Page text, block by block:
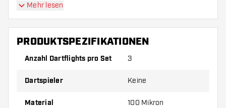
Sorgen Sie für genügend Ersatz Flights und
Shafts. Diese können sich durch Gebrauch
Probieren Sie eine andere Form, ein anderes
um herauszufinden, welche Variante am besten
zu Ihnen passt!
Mehr lesen
PRODUKTSPEZIFIKATIONEN
Anzahl Dartflights pro Set 3
Dartspieler Keine
Material 100 Mikron